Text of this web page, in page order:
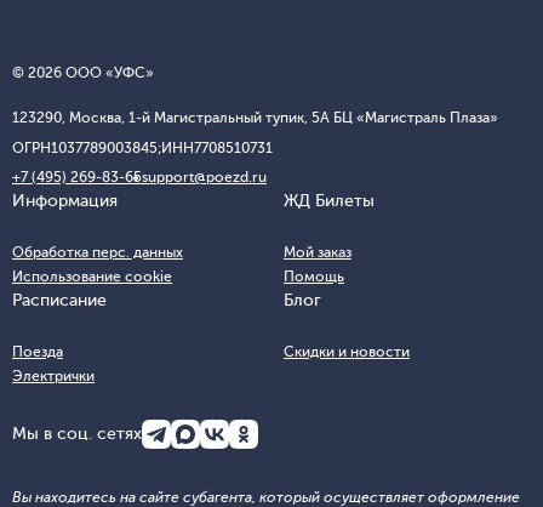
© 2026 ООО «УФС»
123290, Москва, 1-й Магистральный тупик, 5А БЦ «Магистраль Плаза»
ОГРН1037789003845;ИНН7708510731
+7 (495) 269-83-65support@poezd.ru
Информация
Обработка перс. данных
Использование cookie
ЖД Билеты
Мой заказ
Помощь
Расписание
Поезда
Электрички
Блог
Скидки и новости
Мы в соц. сетях
Вы находитесь на сайте субагента, который осуществляет оформление